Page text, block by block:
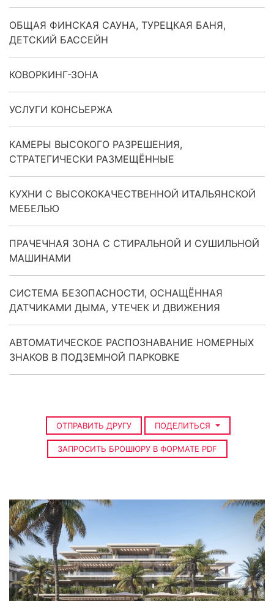
ОБЩАЯ ФИНСКАЯ САУНА, ТУРЕЦКАЯ БАНЯ,
ДЕТСКИЙ БАССЕЙН
КОВОРКИНГ-ЗОНА
УСЛУГИ КОНСЬЕРЖА
КАМЕРЫ ВЫСОКОГО РАЗРЕШЕНИЯ,
СТРАТЕГИЧЕСКИ РАЗМЕЩЁННЫЕ
КУХНИ С ВЫСОКОКАЧЕСТВЕННОЙ ИТАЛЬЯНСКОЙ
МЕБЕЛЬЮ
ПРАЧЕЧНАЯ ЗОНА С СТИРАЛЬНОЙ И СУШИЛЬНОЙ
МАШИНАМИ
СИСТЕМА БЕЗОПАСНОСТИ, ОСНАЩЁННАЯ
ДАТЧИКАМИ ДЫМА, УТЕЧЕК И ДВИЖЕНИЯ
АВТОМАТИЧЕСКОЕ РАСПОЗНАВАНИЕ НОМЕРНЫХ
ЗНАКОВ В ПОДЗЕМНОЙ ПАРКОВКЕ
ОТПРАВИТЬ ДРУГУ ПОДЕЛИТЬСЯ
ЗАПРОСИТЬ БРОШЮРУ В ФОРМАТЕ PDF